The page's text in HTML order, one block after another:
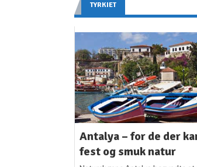
TYRKIET
Antalya – for de der
fest og smuk natur